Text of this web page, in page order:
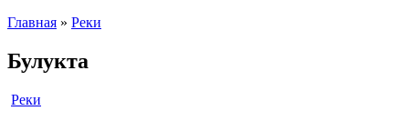
Главная » Реки
Булукта
Реки